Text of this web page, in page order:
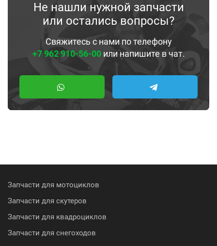
Не нашли нужной запчасти
или остались вопросы?
Свяжитесь с нами по телефону
+7 962 910-56-00или напишите в чат.
Запчасти для мотоциклов
Запчасти для скутеров
Запчасти для квадроциклов
Запчасти для снегоходов